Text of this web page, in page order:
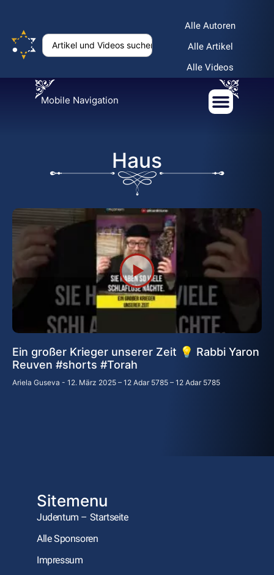
Alle Autoren
Alle Artikel
Alle Videos
Mobile Navigation
Haus
Ein großer Krieger unserer Zeit 💡 Rabbi Yaron
Reuven #shorts #Torah
Ariela Guseva 12. März 2025 – 12 Adar 5785 – 12 Adar 5785
Sitemenu
Judentum – Startseite
Alle Sponsoren
Impressum